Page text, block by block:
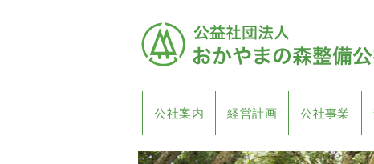
公社案内 経営計画 公社事業